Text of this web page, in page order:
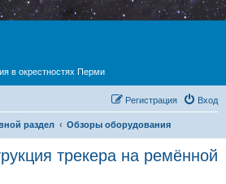
в окрестностях Перми
Вход
Регистрация
раздел Обзоры оборудования
трекера на ремённой